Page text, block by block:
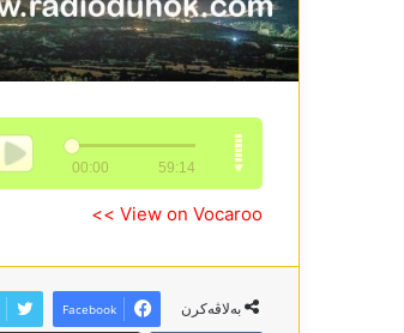
View on Vocaroo >>
بەلاڤەکرن Facebook